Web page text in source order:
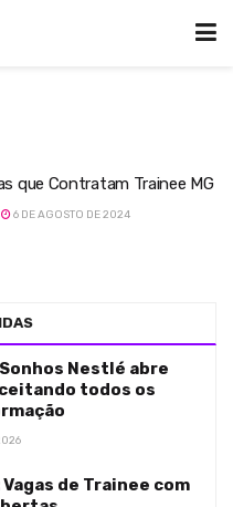
que Contratam Trainee MG
6 DE AGOSTO DE 2024
Nestlé abre
todos os
de Trainee com